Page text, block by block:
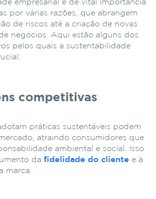
empresarial é de vital importância
por várias razões, que abrangem
de riscos até a criação de novas
negócios. Aqui estão alguns dos
pelos quais a sustentabilidade
competitivas
práticas sustentáveis podem
atraindo consumidores que
ambiental e social. Isso
da fidelidade do cliente e à
marca.